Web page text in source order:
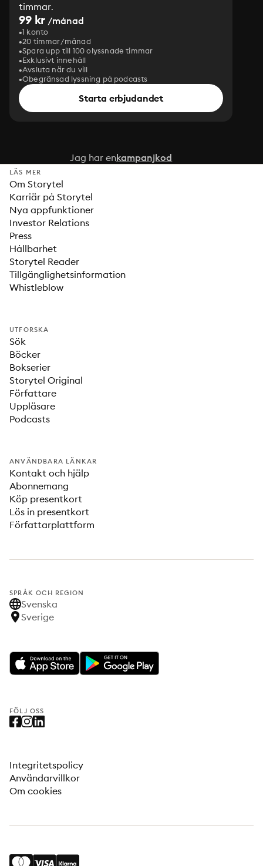
timmar.
99 kr /månad
1 konto
20 timmar/månad
Spara upp till 100 olyssnade timmar
Exklusivt innehåll
Avsluta när du vill
Obegränsad lyssning på podcasts
Starta erbjudandet
Jag har enkampanjkod
LÄS MER
Om Storytel
Karriär på Storytel
Nya appfunktioner
Investor Relations
Press
Hållbarhet
Storytel Reader
Tillgänglighetsinformation
Whistleblow
UTFORSKA
Sök
Böcker
Bokserier
Storytel Original
Författare
Uppläsare
Podcasts
ANVÄNDBARA LÄNKAR
Kontakt och hjälp
Abonnemang
Köp presentkort
Lös in presentkort
Författarplattform
SPRÅK OCH REGION
Svenska
Sverige
FÖLJ OSS
Integritetspolicy
Användarvillkor
Om cookies